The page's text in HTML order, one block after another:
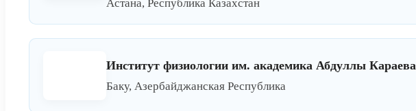
Астана, Республика Казахстан
Институт физиологии им. академика Абдуллы Караева
Баку, Азербайджанская Республика